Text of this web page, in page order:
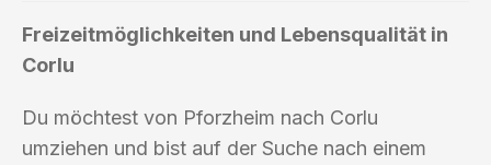
Freizeitmöglichkeiten und Lebensqualität in
Corlu
Du möchtest von Pforzheim nach Corlu
umziehen und bist auf der Suche nach einem